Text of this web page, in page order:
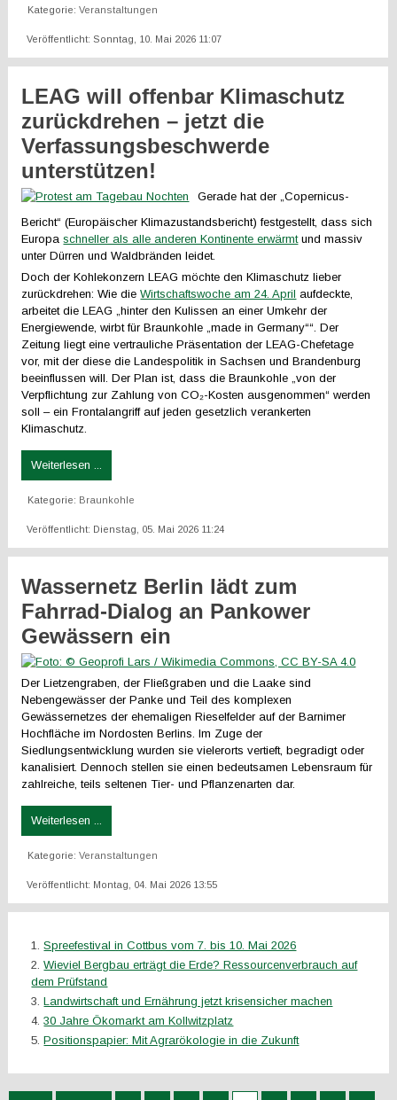
Kategorie:Veranstaltungen
Veröffentlicht: Sonntag, 10. Mai 2026 11:07
LEAG will offenbar Klimaschutz
zurückdrehen – jetzt die
Verfassungsbeschwerde
unterstützen!
Gerade hat der „Copernicus-
Bericht“ (Europäischer Klimazustandsbericht) festgestellt, dass sich
Europaschneller als alle anderen Kontinente erwärmtund massiv
unter Dürren und Waldbränden leidet.
Doch der Kohlekonzern LEAG möchte den Klimaschutz lieber
zurückdrehen: Wie dieWirtschaftswoche am 24. April aufdeckte,
arbeitet die LEAG „hinter den Kulissen an einer Umkehr der
Energiewende, wirbt für Braunkohle „made in Germany““. Der
Zeitung liegt eine vertrauliche Präsentation der LEAG-Chefetage
vor, mit der diese die Landespolitik in Sachsen und Brandenburg
beeinflussen will. Der Plan ist, dass die Braunkohle „von der
Verpflichtung zur Zahlung von CO₂-Kosten ausgenommen“ werden
soll – ein Frontalangriff auf jeden gesetzlich verankerten
Klimaschutz.
Weiterlesen ...
Kategorie: Braunkohle
Veröffentlicht: Dienstag, 05. Mai 2026 11:24
Wassernetz Berlin lädt zum
Fahrrad-Dialog an Pankower
Gewässern ein
Der Lietzengraben, der Fließgraben und die Laake sind
Nebengewässer der Panke und Teil des komplexen
Gewässernetzes der ehemaligen Rieselfelder auf der Barnimer
Hochfläche im Nordosten Berlins. Im Zuge der
Siedlungsentwicklung wurden sie vielerorts vertieft, begradigt oder
kanalisiert. Dennoch stellen sie einen bedeutsamen Lebensraum für
zahlreiche, teils seltenen Tier- und Pflanzenarten dar.
Weiterlesen ...
Kategorie:Veranstaltungen
Veröffentlicht: Montag, 04. Mai 2026 13:55
Spreefestival in Cottbus vom 7. bis 10. Mai 2026
Wieviel Bergbau erträgt die Erde? Ressourcenverbrauch auf
dem Prüfstand
Landwirtschaft und Ernährung jetzt krisensicher machen
30 Jahre Ökomarkt am Kollwitzplatz
Positionspapier: Mit Agrarökologie in die Zukunft